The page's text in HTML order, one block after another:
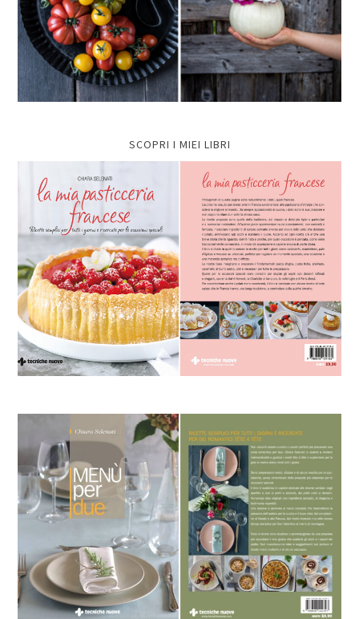
SCOPRI I MIEI LIBRI